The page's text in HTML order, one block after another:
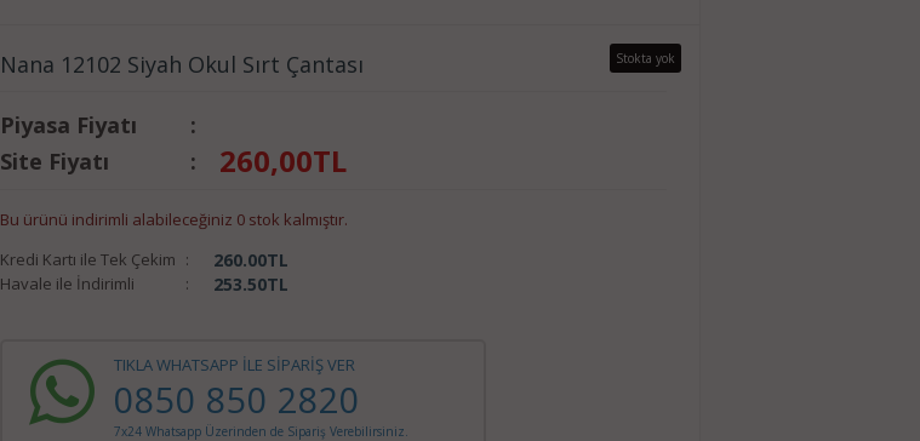
Stokta yok
Nana 12102 Siyah Okul Sırt Çantası
Piyasa Fiyatı
:
Site Fiyatı
: 260,00TL
Bu ürünü indirimli alabileceğiniz 0 stok kalmıştır.
Kredi Kartı ile Tek Çekim : 260.00TL
Havale ile İndirimli : 253.50TL
TIKLA WHATSAPP İLE SİPARİŞ VER
0850 850 2820
7x24 Whatsapp Üzerinden de Sipariş Verebilirsiniz.